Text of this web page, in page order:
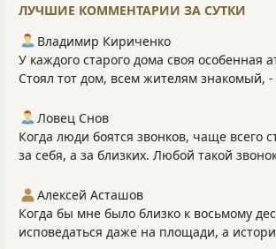
ЛУЧШИЕ КОММЕНТАРИИ ЗА СУТКИ
Владимир Кириченко
У каждого старого дома своя особенная
Стоял тот дом, всем жителям знакомый, -
Ловец Снов
Когда люди боятся звонков, чаще всего
за себя, а за близких. Любой такой
Алексей Асташов
Когда бы мне было близко к восьмому
исповедаться даже на площади, а